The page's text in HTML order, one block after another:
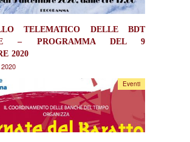
TELEMATICO DELLE BDT
– PROGRAMMA DEL 9
2020
Eventi